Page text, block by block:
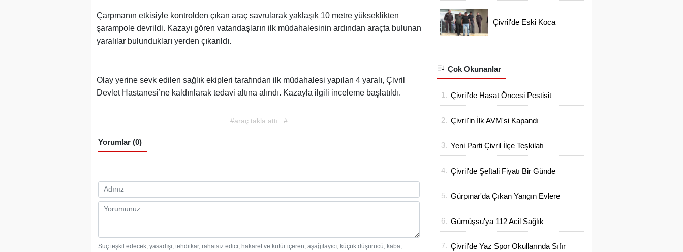
Çarpmanın etkisiyle kontrolden çıkan araç savrularak yaklaşık 10 metre yükseklikten
şarampole devrildi. Kazayı gören vatandaşların ilk müdahalesinin ardından araçta bulunan
yaralılar bulundukları yerden çıkarıldı.
Olay yerine sevk edilen sağlık ekipleri tarafından ilk müdahalesi yapılan 4 yaralı, Çivril
Devlet Hastanesi’ne kaldırılarak tedavi altına alındı. Kazayla ilgili inceleme başlatıldı.
#araç takla attı #
Yorumlar (0)
Suç teşkil edecek, yasadışı, tehditkar, rahatsız edici, hakaret ve küfür içeren, aşağılayıcı, küçük düşürücü, kaba,
Çivril'de Eski Koca
Çalışmaları Devam
Çok Okunanlar
1. Çivril'de Hasat Öncesi Pestisit
2. Çivril'in İlk AVM'si Kapandı
3. Yeni Parti Çivril İlçe Teşkilatı
4. Çivril'de Şeftali Fiyatı Bir Günde
5. Gürpınar'da Çıkan Yangın Evlere
6. Gümüşsu'ya 112 Acil Sağlık
7. Çivril'de Yaz Spor Okullarında Sıfır